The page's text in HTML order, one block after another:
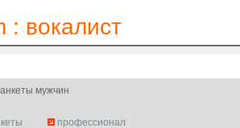
: вокалист
мужчин
профессионал